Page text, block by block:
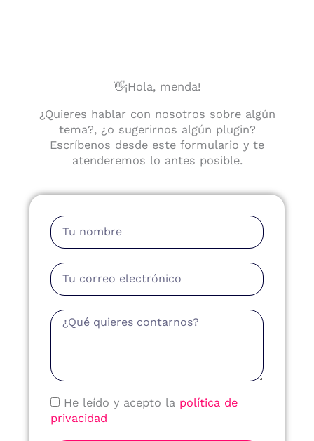
👋¡Hola, menda!
¿Quieres hablar con nosotros sobre algún
tema?, ¿o sugerirnos algún plugin?
Escríbenos desde este formulario y te
atenderemos lo antes posible.
Nombre
Email
Mensaje
Política
de
He leído y acepto la política de
privacidad